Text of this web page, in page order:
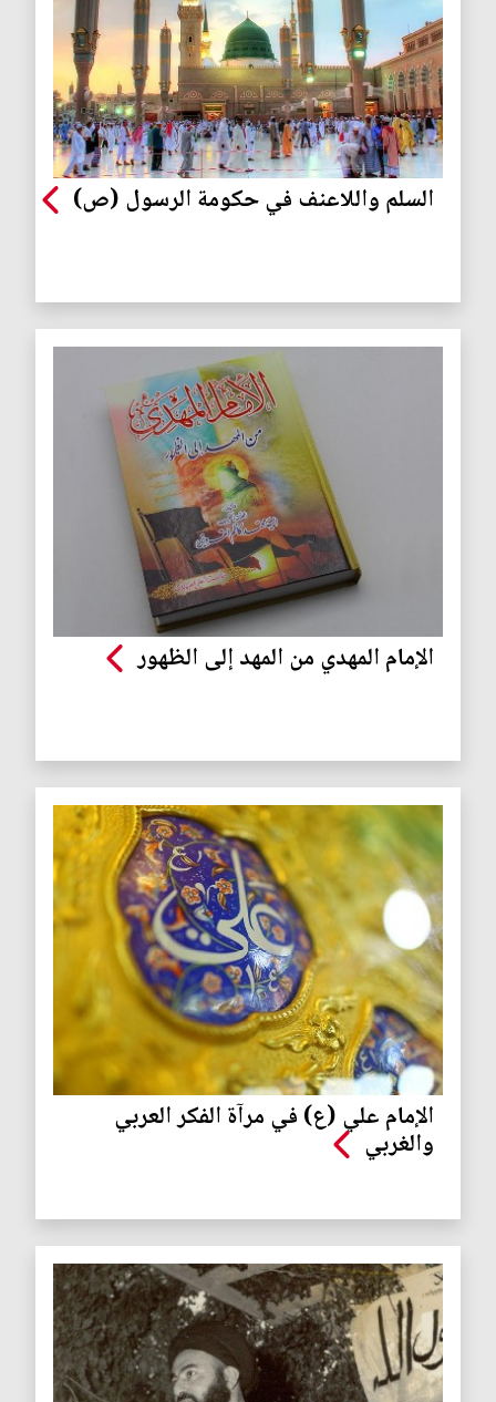
السلم واللاعنف في حكومة الرسول (ص)
الإمام المهدي من المهد إلى الظهور
الإمام علي (ع) في مرآة الفكر العربي
والغربي